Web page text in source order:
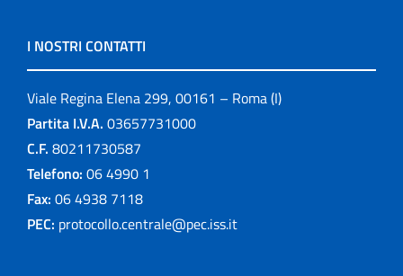
I NOSTRI CONTATTI
Viale Regina Elena 299, 00161 – Roma (I)
Partita I.V.A. 03657731000
C.F. 80211730587
Telefono: 06 4990 1
Fax: 06 4938 7118
PEC: protocollo.centrale@pec.iss.it